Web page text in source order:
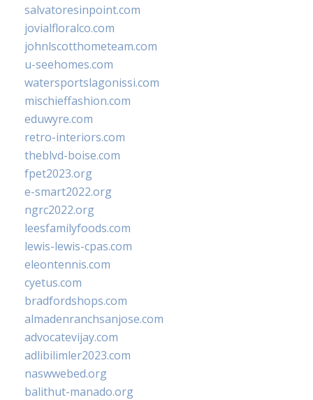
salvatoresinpoint.com
jovialfloralco.com
johnlscotthometeam.com
u-seehomes.com
watersportslagonissi.com
mischieffashion.com
eduwyre.com
retro-interiors.com
theblvd-boise.com
fpet2023.org
e-smart2022.org
ngrc2022.org
leesfamilyfoods.com
lewis-lewis-cpas.com
eleontennis.com
cyetus.com
bradfordshops.com
almadenranchsanjose.com
advocatevijay.com
adlibilimler2023.com
naswwebed.org
balithut-manado.org